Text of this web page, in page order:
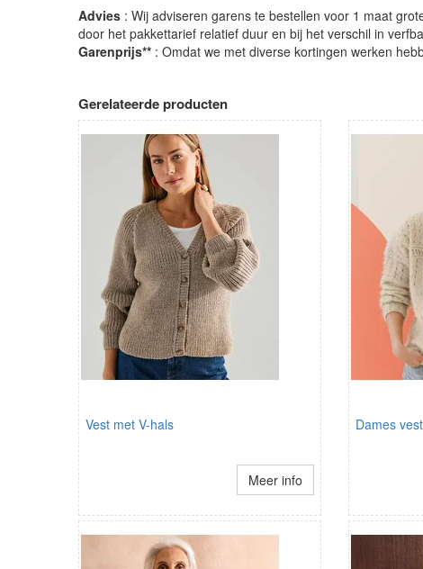
Advies : Wij adviseren garens te bestellen voor 1 maat
door het pakkettarief relatief duur en bij het verschil in
Garenprijs** : Omdat we met diverse kortingen werken
Gerelateerde producten
Vest met V-hals
Meer info
Dames vest